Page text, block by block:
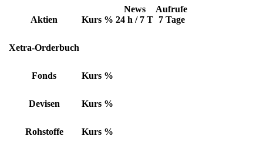
Aktien Kurs %
News
24 h / 7 T
Aufrufe
7 Tage
Xetra-Orderbuch
Fonds Kurs %
Devisen Kurs %
Rohstoffe Kurs %